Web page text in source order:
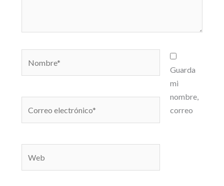
Guarda
mi
nombre,
correo